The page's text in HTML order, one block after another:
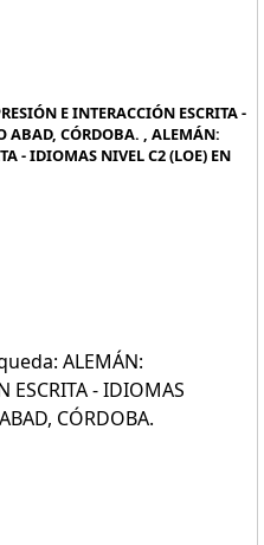
E INTERACCIÓN ESCRITA -
ABAD, CÓRDOBA. , ALEMÁN:
- IDIOMAS NIVEL C2 (LOE) EN
ALEMÁN:
ESCRITA - IDIOMAS
CÓRDOBA.